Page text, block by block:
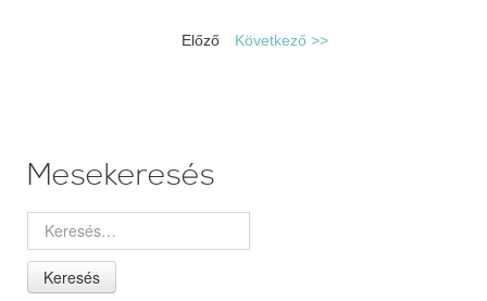
Előző Következő >>
Mesekeresés
Keresés